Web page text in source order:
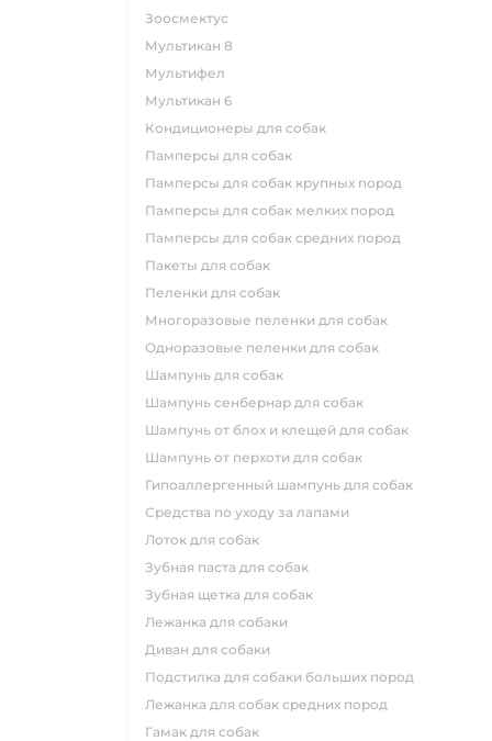
зоосмектус
мультикан 8
мультифел
мультикан 6
кондиционеры для собак
памперсы для собак
памперсы для собак крупных пород
памперсы для собак мелких пород
памперсы для собак средних пород
пакеты для собак
пеленки для собак
многоразовые пеленки для собак
одноразовые пеленки для собак
шампунь для собак
шампунь сенбернар для собак
шампунь от блох и клещей для собак
шампунь от перхоти для собак
гипоаллергенный шампунь для собак
средства по уходу за лапами
лоток для собак
зубная паста для собак
зубная щетка для собак
лежанка для собаки
диван для собаки
подстилка для собаки больших пород
лежанка для собак средних пород
гамак для собак